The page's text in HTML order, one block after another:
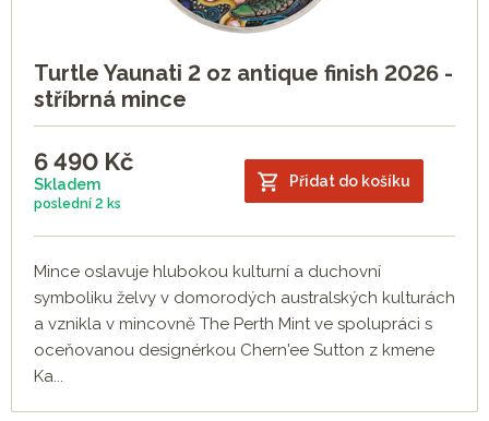
Turtle Yaunati 2 oz antique finish 2026 -
stříbrná mince
6 490 Kč
Skladem
poslední 2 ks
Přidat do košíku
Mince oslavuje hlubokou kulturní a duchovní
symboliku želvy v domorodých australských kulturách
a vznikla v mincovně The Perth Mint ve spolupráci s
oceňovanou designérkou Chern'ee Sutton z kmene
Ka...